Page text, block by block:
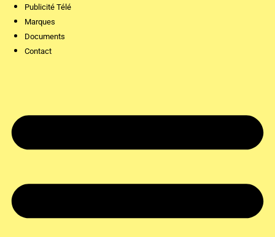
Publicité Télé
Marques
Documents
Contact